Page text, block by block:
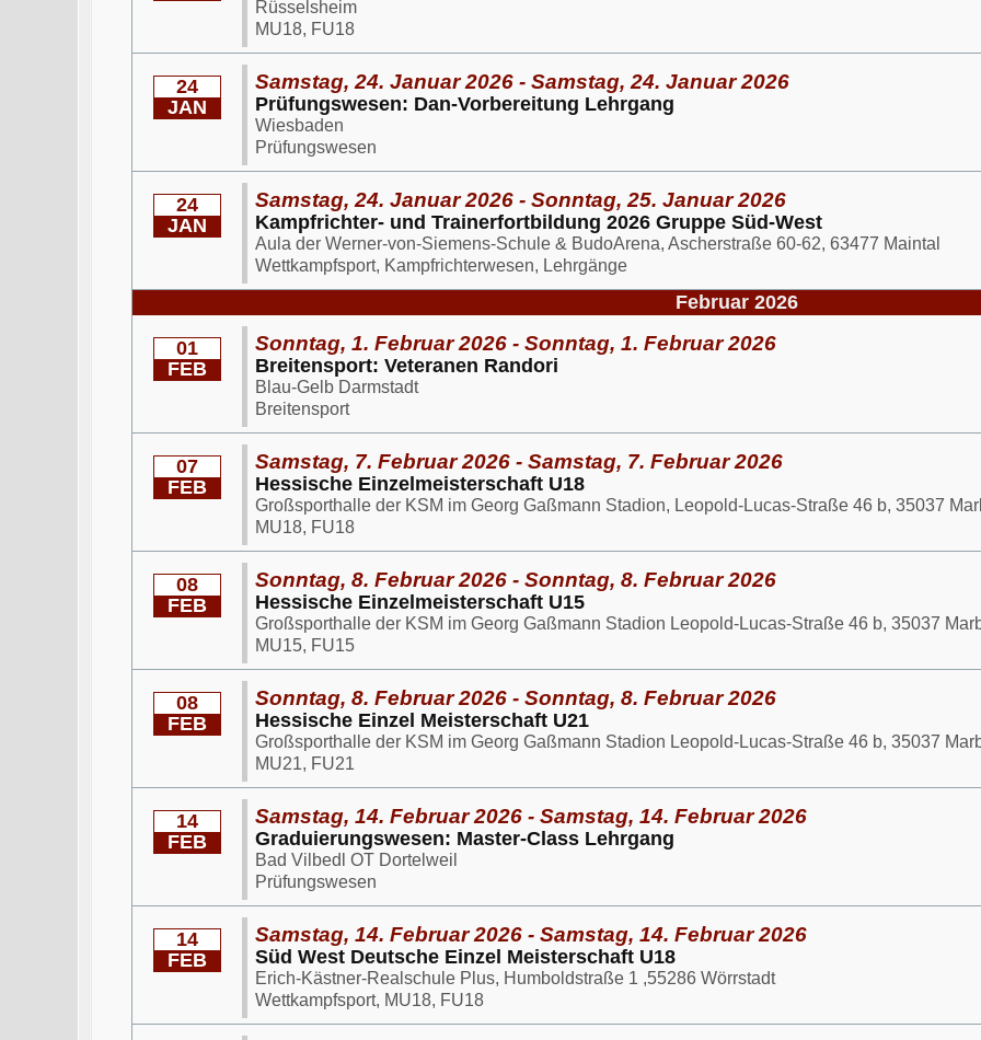
Rüsselsheim
MU18, FU18
24
JAN
Samstag, 24. Januar 2026 - Samstag, 24. Januar 2026
Prüfungswesen: Dan-Vorbereitung Lehrgang
Wiesbaden
Prüfungswesen
24
JAN
Samstag, 24. Januar 2026 - Sonntag, 25. Januar 2026
Kampfrichter- und Trainerfortbildung 2026 Gruppe Süd-West
Aula der Werner-von-Siemens-Schule & BudoArena, Ascherstraße 60-62, 63477 Maintal
Wettkampfsport, Kampfrichterwesen, Lehrgänge
Februar 2026
01
FEB
Sonntag, 1. Februar 2026 - Sonntag, 1. Februar 2026
Breitensport: Veteranen Randori
Blau-Gelb Darmstadt
Breitensport
07
FEB
Samstag, 7. Februar 2026 - Samstag, 7. Februar 2026
Hessische Einzelmeisterschaft U18
Großsporthalle der KSM im Georg Gaßmann Stadion, Leopold-Lucas-Straße 46 b, 35037
MU18, FU18
08
FEB
Sonntag, 8. Februar 2026 - Sonntag, 8. Februar 2026
Hessische Einzelmeisterschaft U15
Großsporthalle der KSM im Georg Gaßmann Stadion Leopold-Lucas-Straße 46 b, 35037
MU15, FU15
08
FEB
Sonntag, 8. Februar 2026 - Sonntag, 8. Februar 2026
Hessische Einzel Meisterschaft U21
Großsporthalle der KSM im Georg Gaßmann Stadion Leopold-Lucas-Straße 46 b, 35037
MU21, FU21
14
FEB
Samstag, 14. Februar 2026 - Samstag, 14. Februar 2026
Graduierungswesen: Master-Class Lehrgang
Bad Vilbedl OT Dortelweil
Prüfungswesen
14
FEB
Samstag, 14. Februar 2026 - Samstag, 14. Februar 2026
Süd West Deutsche Einzel Meisterschaft U18
Erich-Kästner-Realschule Plus, Humboldstraße 1 ,55286 Wörrstadt
Wettkampfsport, MU18, FU18